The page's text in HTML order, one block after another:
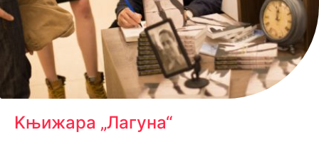
Kњижара „Лагуна“